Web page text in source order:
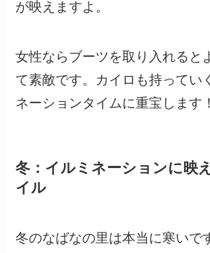
が映えますよ。
女性ならブーツを取り入れると
て素敵です。カイロも持ってい
ネーションタイムに重宝します！
冬：イルミネーションに映
イル
冬のなばなの里は本当に寒いで